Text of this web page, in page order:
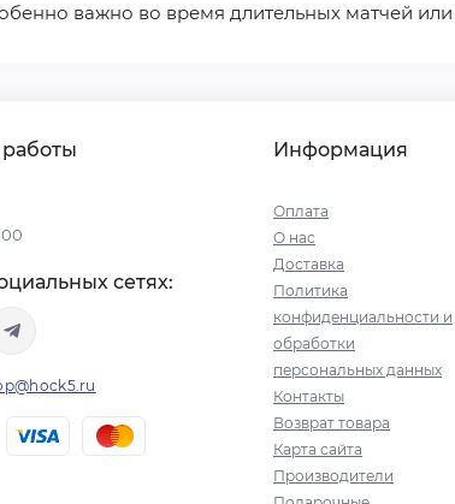
важно во время длительных матчей
сетях:
Информация
Оплата
О нас
Доставка
Политика
конфиденциальности и
обработки
персональных данных
Контакты
Возврат товара
Карта сайта
Производители